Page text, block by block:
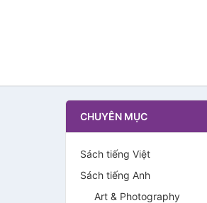
CHUYÊN MỤC
Sách tiếng Việt
Sách tiếng Anh
Art & Photography